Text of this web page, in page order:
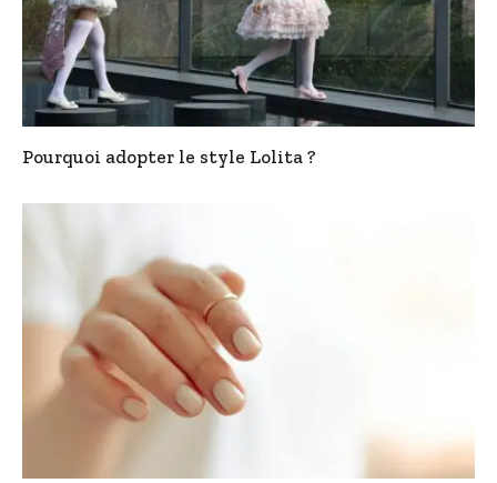
Pourquoi adopter le style Lolita ?